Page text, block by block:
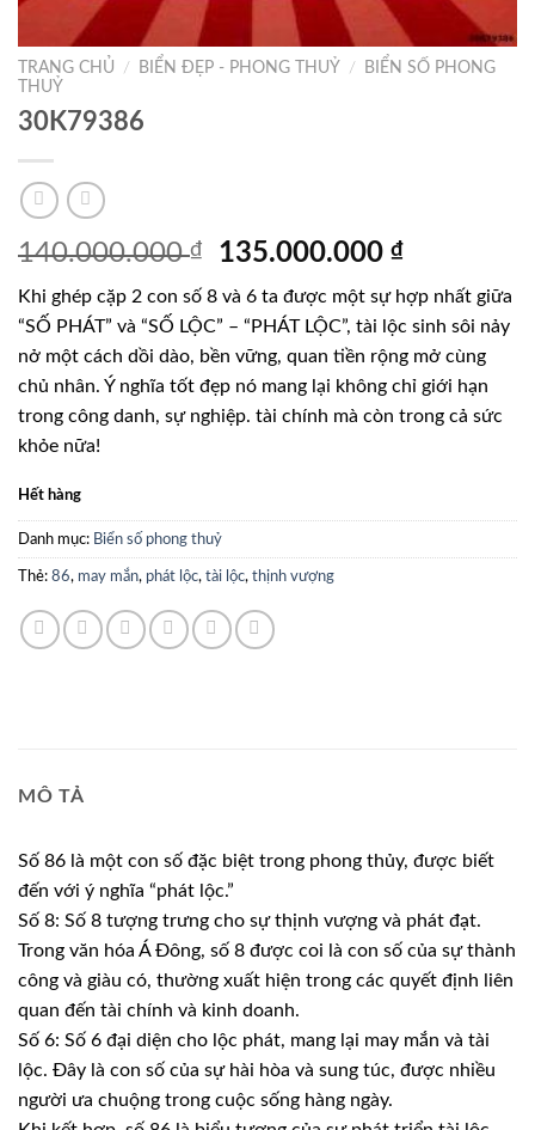
TRANG CHỦ / BIỂN ĐẸP - PHONG THUỶ /
BIỂN SỐ PHONG
THUỶ
30K79386
140.000.000₫
Giá
là:
140.000.000 ₫.
135.000.000₫Giá
tại
là:
Khi ghép cặp 2 con số 8 và 6 ta được một sự hợp nhất giữa
“SỐ PHÁT” và “SỐ LỘC” – “PHÁT LỘC”, tài lộc sinh sôi nảy
nở một cách dồi dào, bền vững, quan tiền rộng mở cùng
chủ nhân. Ý nghĩa tốt đẹp nó mang lại không chỉ giới hạn
trong công danh, sự nghiệp. tài chính mà còn trong cả sức
khỏe nữa!
Hết hàng
Danh mục: Biển số phong thuỷ
Thẻ: 86, may mắn, phát lộc, tài lộc, thịnh vượng
MÔ TẢ
Số 86 là một con số đặc biệt trong phong thủy, được biết
đến với ý nghĩa “phát lộc.”
Số 8: Số 8 tượng trưng cho sự thịnh vượng và phát đạt.
Trong văn hóa Á Đông, số 8 được coi là con số của sự thành
công và giàu có, thường xuất hiện trong các quyết định liên
quan đến tài chính và kinh doanh.
Số 6: Số 6 đại diện cho lộc phát, mang lại may mắn và tài
lộc. Đây là con số của sự hài hòa và sung túc, được nhiều
người ưa chuộng trong cuộc sống hàng ngày.